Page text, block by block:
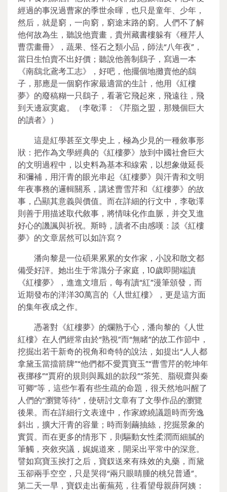
經過的事況過曹家的季世余暉，也只是童年、少年，
然后，就是窮，一向窮，窮途末路的窮。人們不了解
他何故為生，聽說他賣畫，貴州藏書樓躲有《種芹人
曹霑畫冊》，蔬果、怪石之類小品，師法“八年夜”，
當日生怕賣不出好價；聽說他善制鷂子，寫過一本
《南鷂北鳶考工志》，好吧，他擺個地攤賣他的鷂
子，那應是一個窮作家最適當的生計，他用《紅樓
夢》的廢稿糊一只鷂子，看著它飛起來，飛遠往，飛
到天邊寂寞處。（李敬澤：《芹脂之盟，那幾個巨大
的讀者》）
這是紅學甚至文學史上，極為少見的一種敘事形
狀：把作為文學經典的《紅樓夢》放到中國社會巨大
的文明過程中，以史料為基本和線索，以想象做延長
和彌補，用汗青的眼光串起《紅樓夢》與汗青和文明
年夜事務的邏輯關系，講述曹雪芹和《紅樓夢》的故
事，凸顯其意義與價值。而在詳細的行文中，李敬澤
則善于用描述取代敘事，將情味化作血脈，并交叉進
好心的譏諷與祈祝。斯時，讀者不由感嘆：談《紅樓
夢》的文章居然可以如許寫？
潘向黎是一位碩果累累的女作家，小說和散文都
備受好評。她出生于常識分子家庭，10歲即開端讀
《紅樓夢》，進進文壇后，每有讀“紅”漫筆頒發，而
近期發布的洋洋30萬言的《人世紅樓》，更是這方面
的集年夜成之作。
憑著對《紅樓夢》的爛熟于心，潘向黎的《人世
紅樓》在人們經常由於“熟視”而“無睹”的故工作節中，
挖掘出若干新奇的視角和奇特的說法，如提出“人人都
拿黛玉當擋箭牌”“他們都不愛賈寶玉”“曹雪芹的乾坤年
夜挪移”“賈府的規則與鳳姐的款段”“茶筅、脂硯齋與秦
可卿”等，這些乍看有些生疏的命題，很天然地叫醒了
人們的“瀏覽等待”，使研討文章有了文學作品的瀏覽
後果。而在詳細行文表達中，作家繚繞議題時而旁逸
斜出，擴大汗青的容量；時而剝繭抽絲，挖掘景象的
實質。而在更多的情形下，則驅動女性柔潤而細膩的
筆觸，夾敘夾議，娓娓道來，開采出平常中的深意。
譬如寫寶玉挨打之后，寶釵送來有殊效的丸藥，而黛
玉卻兩手空空，只是哭得“兩只眼睛腫的桃兒普通”。
第二天一早，寶釵走出蘅蕪苑，往看望母親薛阿姨：